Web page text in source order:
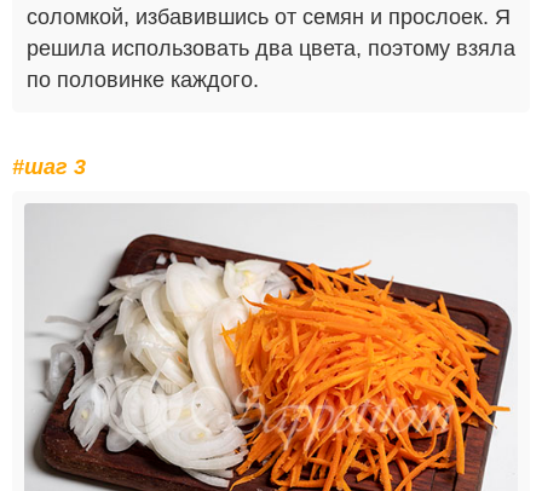
соломкой, избавившись от семян и прослоек. Я
решила использовать два цвета, поэтому взяла
по половинке каждого.
#шаг 3